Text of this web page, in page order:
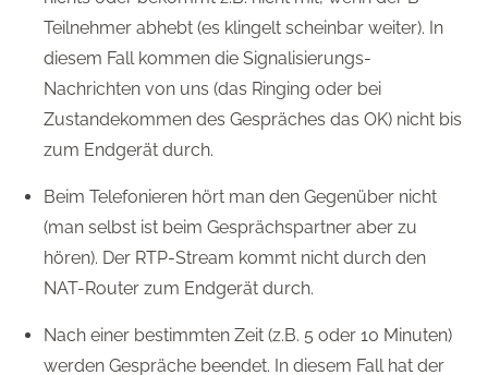
Teilnehmer abhebt (es klingelt scheinbar weiter). In
diesem Fall kommen die Signalisierungs-
Nachrichten von uns (das Ringing oder bei
Zustandekommen des Gespräches das OK) nicht bis
zum Endgerät durch.
Beim Telefonieren hört man den Gegenüber nicht
(man selbst ist beim Gesprächspartner aber zu
hören). Der RTP-Stream kommt nicht durch den
NAT-Router zum Endgerät durch.
Nach einer bestimmten Zeit (z.B. 5 oder 10 Minuten)
werden Gespräche beendet. In diesem Fall hat der